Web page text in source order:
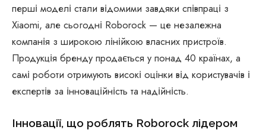
перші моделі стали відомими завдяки співпраці з
Xiaomi, але сьогодні Roborock — це незалежна
компанія з широкою лінійкою власних пристроїв.
Продукція бренду продається у понад 40 країнах, а
самі роботи отримують високі оцінки від користувачів і
експертів за інноваційність та надійність.
Інновації, що роблять Roborock лідером